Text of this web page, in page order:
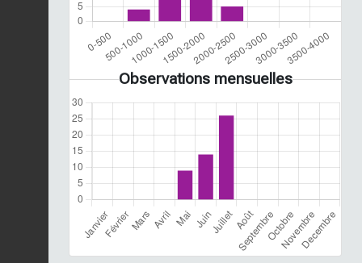
Observations mensuelles